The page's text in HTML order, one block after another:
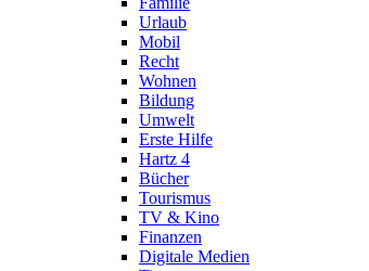
Urlaub
Mobil
Recht
Wohnen
Bildung
Umwelt
Erste Hilfe
Hartz 4
Bücher
Tourismus
TV & Kino
Finanzen
Digitale Medien